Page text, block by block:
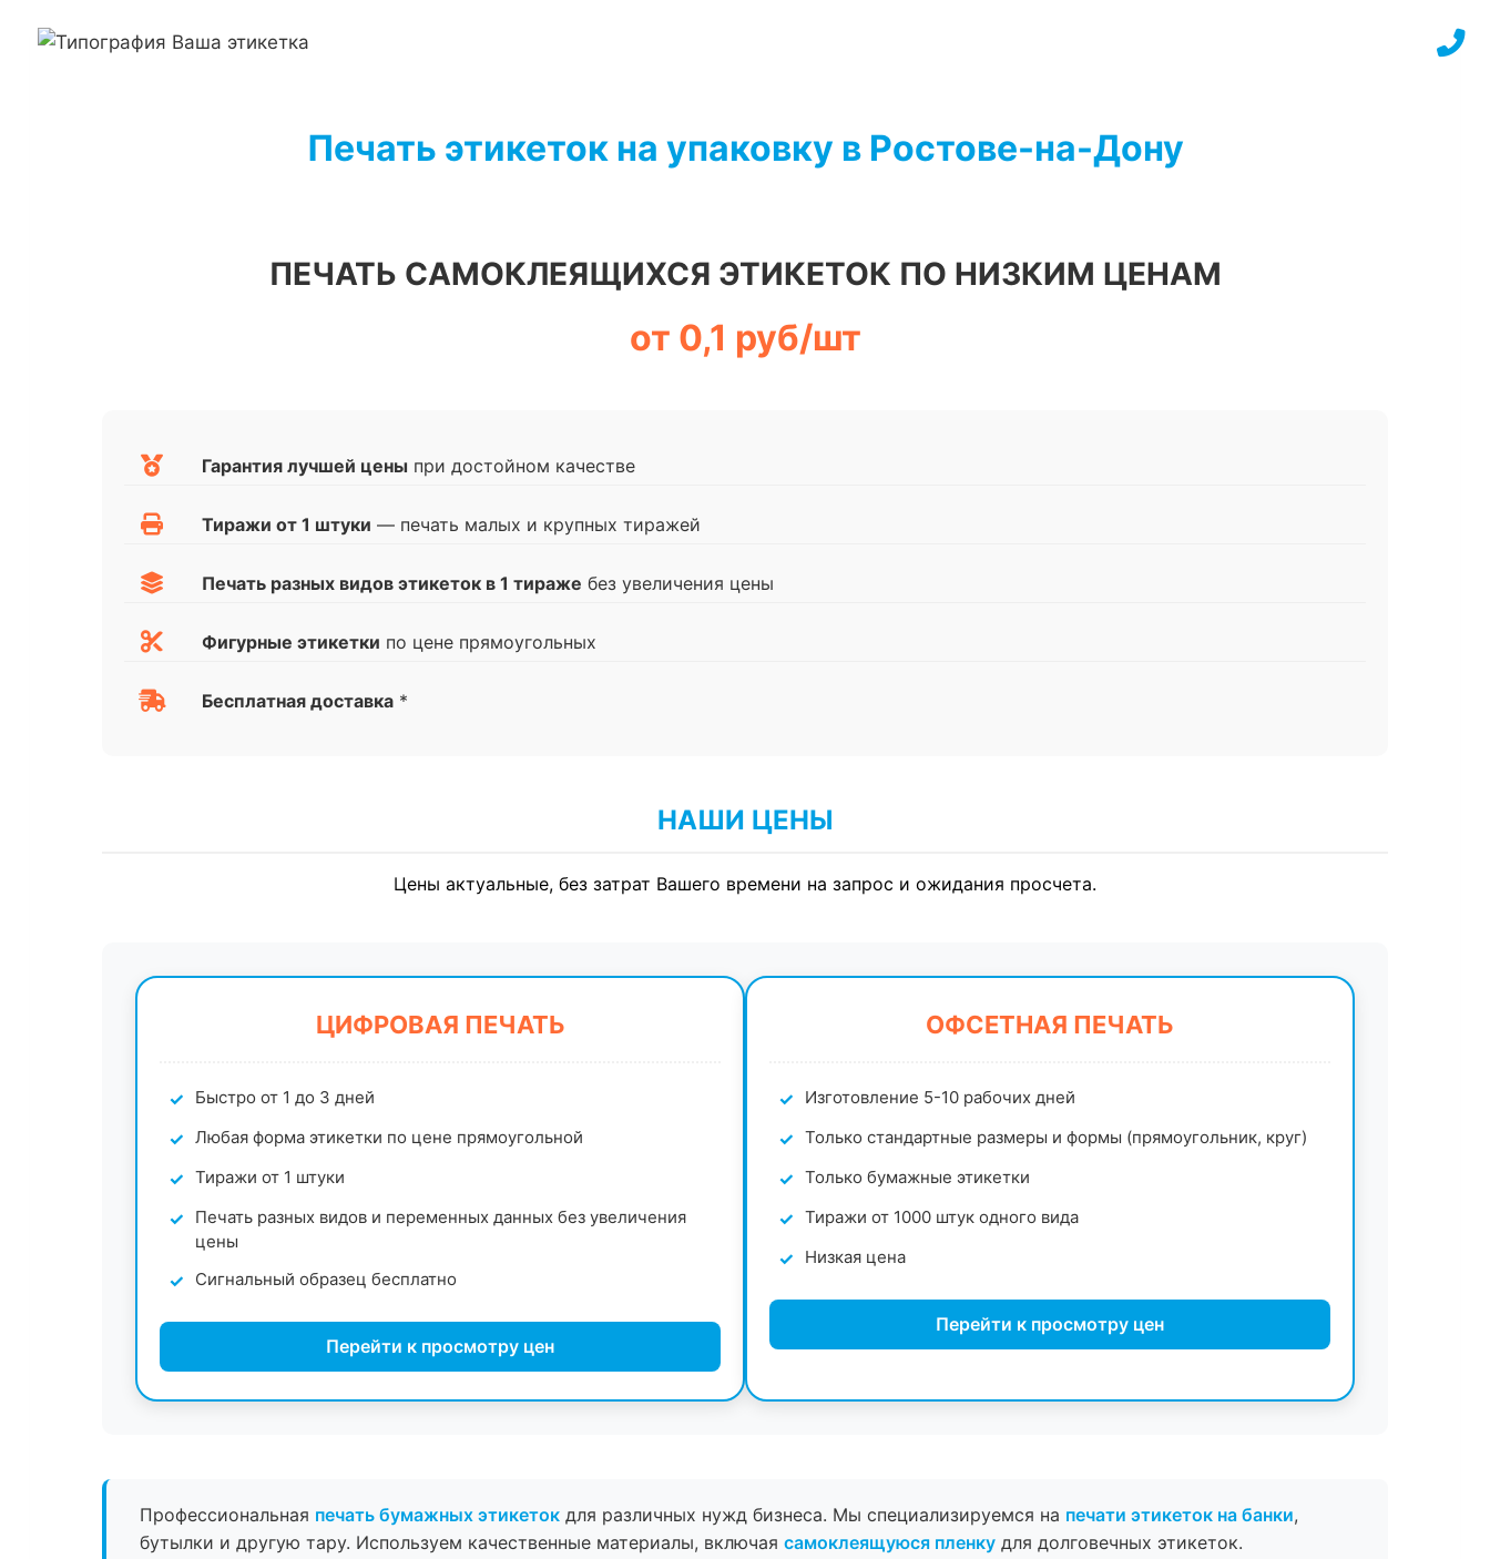
Печать этикеток на упаковку в Ростове-на-Дону
ПЕЧАТЬ САМОКЛЕЯЩИХСЯ ЭТИКЕТОК ПО НИЗКИМ ЦЕНАМ
от 0,1 руб/шт
Гарантия лучшей цены при достойном качестве
Тиражи от 1 штуки — печать малых и крупных тиражей
Печать разных видов этикеток в 1 тираже без увеличения цены
Фигурные этикетки по цене прямоугольных
Бесплатная доставка *
НАШИ ЦЕНЫ
Цены актуальные, без затрат Вашего времени на запрос и ожидания просчета.
ЦИФРОВАЯ ПЕЧАТЬ
Быстро от 1 до 3 дней
Любая форма этикетки по цене прямоугольной
Тиражи от 1 штуки
Печать разных видов и переменных данных без увеличения
цены
Сигнальный образец бесплатно
Перейти к просмотру цен
ОФСЕТНАЯ ПЕЧАТЬ
Изготовление 5-10 рабочих дней
Только стандартные размеры и формы (прямоугольник, круг)
Только бумажные этикетки
Тиражи от 1000 штук одного вида
Низкая цена
Перейти к просмотру цен
Профессиональная печать бумажных этикеток для различных нужд бизнеса. Мы специализируемся на печати этикеток на банки,
бутылки и другую тару. Используем качественные материалы, включая самоклеящуюся пленку для долговечных этикеток.